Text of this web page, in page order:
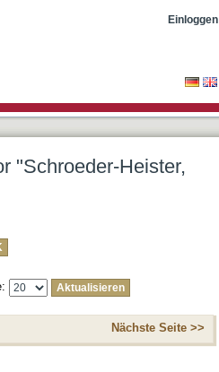
Einloggen
"Schroeder-Heister,
Nächste Seite >>